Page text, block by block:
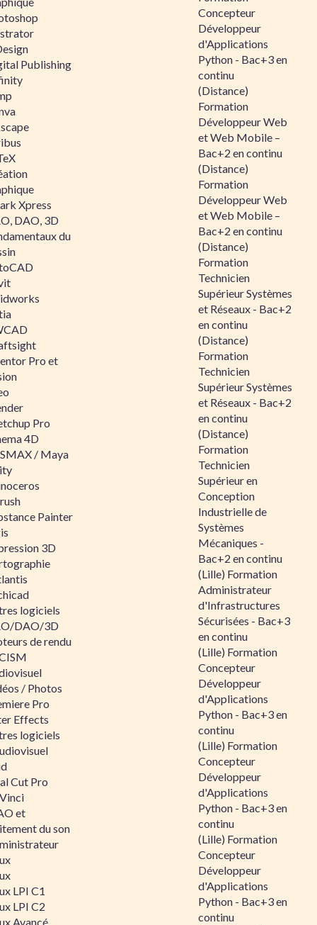
Publishing
Xpress
DAO, 3D
du
Pro et
Pro
4D
/ Maya
Painter
3D
logiciels
DAO/3D
de rendu
/ Photos
Pro
Effects
logiciels
Cut Pro
et
du son
LPI C1
LPI C2
Avancé
Concepteur
Développeur
d'Applications
Python - Bac+3 en
continu
(Distance)
Formation
Développeur Web
et Web Mobile –
Bac+2 en continu
(Distance)
Formation
Développeur Web
et Web Mobile –
Bac+2 en continu
(Distance)
Formation
Technicien
Supérieur Systèmes
et Réseaux - Bac+2
en continu
(Distance)
Formation
Technicien
Supérieur Systèmes
et Réseaux - Bac+2
en continu
(Distance)
Formation
Technicien
Supérieur en
Conception
Industrielle de
Systèmes
Mécaniques -
Bac+2 en continu
(Lille) Formation
Administrateur
d'Infrastructures
Sécurisées - Bac+3
en continu
(Lille) Formation
Concepteur
Développeur
d'Applications
Python - Bac+3 en
continu
(Lille) Formation
Concepteur
Développeur
d'Applications
Python - Bac+3 en
continu
(Lille) Formation
Concepteur
Développeur
d'Applications
Python - Bac+3 en
continu